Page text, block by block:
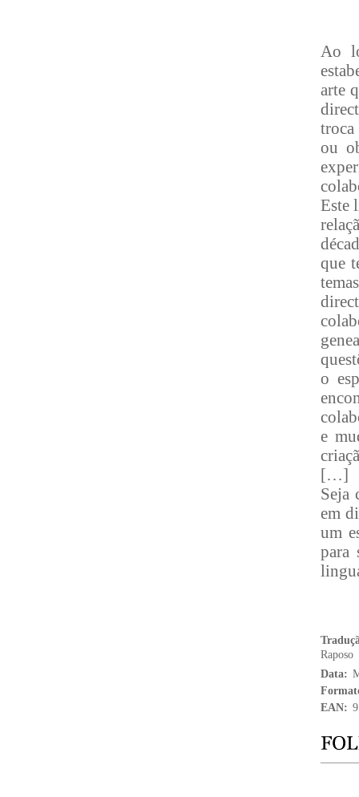
Ao
arte
troca
ou
Este
que
o
e
[…]
Seja
em
um
para
Raposo
Data:
EAN: